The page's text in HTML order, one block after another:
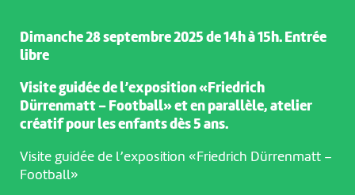
Dimanche 28 septembre 2025 de 14h à 15h. Entrée
libre
Visite guidée de l’exposition «Friedrich
Dürrenmatt – Football» et en parallèle, atelier
créatif pour les enfants dès 5 ans.
Visite guidée de l’exposition «Friedrich Dürrenmatt –
Football»